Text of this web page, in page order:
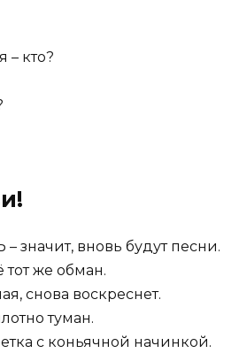
– кто?
значит, вновь будут песни.
тот же обман.
снова воскреснет.
туман.
с коньячной начинкой.